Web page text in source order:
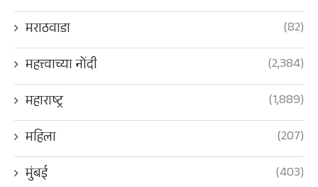
मराठवाडा
(82)
महत्त्वाच्या नोंदी
(2,384)
महाराष्ट्र
(1,889)
महिला
(207)
मुंबई
(403)